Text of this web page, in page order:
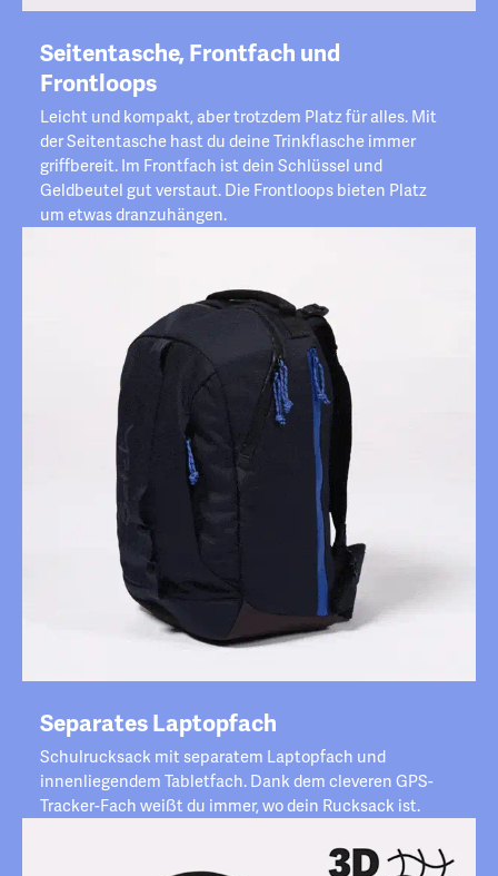
Seitentasche, Frontfach und
Frontloops
Leicht und kompakt, aber trotzdem Platz für alles. Mit
der Seitentasche hast du deine Trinkflasche immer
griffbereit. Im Frontfach ist dein Schlüssel und
Geldbeutel gut verstaut. Die Frontloops bieten Platz
um etwas dranzuhängen.
Separates Laptopfach
Schulrucksack mit separatem Laptopfach und
innenliegendem Tabletfach. Dank dem cleveren GPS-
Tracker-Fach weißt du immer, wo dein Rucksack ist.